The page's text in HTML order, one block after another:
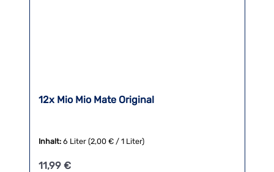
12x Mio Mio Mate Original
Inhalt: 6 Liter (2,00 € / 1 Liter)
Regulärer Preis:
11,99 €